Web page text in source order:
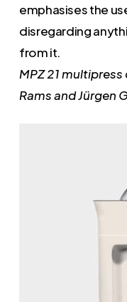
emphasises the
disregarding
from it.
MPZ 21
Rams and Jürgen